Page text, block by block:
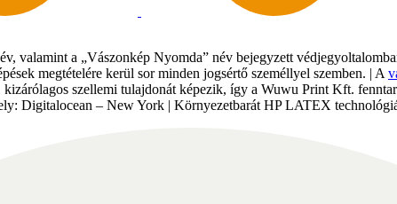
valamint a „Vászonkép Nyomda” név bejegyzett
megtételére kerül sor minden jogsértő személlyel szemben. | A
szellemi tulajdonát képezik, így a Wuwu Print Kft.
Digitalocean – New York | Környezetbarát HP LATEX